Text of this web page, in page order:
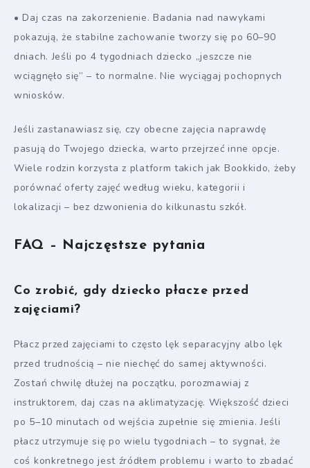
• Daj czas na zakorzenienie. Badania nad nawykami
pokazują, że stabilne zachowanie tworzy się po 60–90
dniach. Jeśli po 4 tygodniach dziecko „jeszcze nie
wciągnęło się” – to normalne. Nie wyciągaj pochopnych
wniosków.
Jeśli zastanawiasz się, czy obecne zajęcia naprawdę
pasują do Twojego dziecka, warto przejrzeć inne opcje.
Wiele rodzin korzysta z platform takich jak Bookkido, żeby
porównać oferty zajęć według wieku, kategorii i
lokalizacji – bez dzwonienia do kilkunastu szkół.
FAQ – Najczęstsze pytania
Co zrobić, gdy dziecko płacze przed
zajęciami?
Płacz przed zajęciami to często lęk separacyjny albo lęk
przed trudnością – nie niechęć do samej aktywności.
Zostań chwilę dłużej na początku, porozmawiaj z
instruktorem, daj czas na aklimatyzację. Większość dzieci
po 5–10 minutach od wejścia zupełnie się zmienia. Jeśli
płacz utrzymuje się po wielu tygodniach – to sygnał, że
coś konkretnego jest źródłem problemu i warto to zbadać